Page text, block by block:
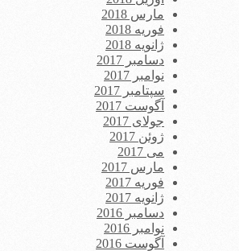
مارس 2018
فوریه 2018
ژانویه 2018
دسامبر 2017
نوامبر 2017
سپتامبر 2017
آگوست 2017
جولای 2017
ژوئن 2017
می 2017
مارس 2017
فوریه 2017
ژانویه 2017
دسامبر 2016
نوامبر 2016
آگوست 2016